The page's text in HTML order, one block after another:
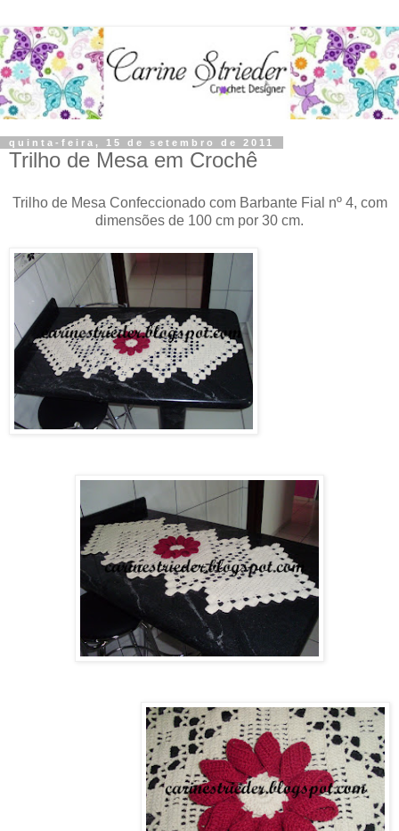
quinta-feira, 15 de setembro de 2011
Trilho de Mesa em Crochê
Trilho de Mesa Confeccionado com Barbante Fial nº 4, com
dimensões de 100 cm por 30 cm.